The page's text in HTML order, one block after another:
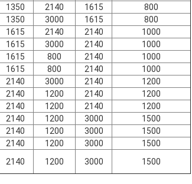
800
1615
2140
1350
800
1615
3000
1350
1000
2140
2140
1615
1000
2140
3000
1615
1000
2140
800
1615
1000
2140
800
1615
1200
2140
3000
2140
1200
2140
1200
2140
1200
2140
1200
2140
1500
3000
1200
2140
1500
3000
1200
2140
1500
3000
1200
2140
1500
3000
1200
2140